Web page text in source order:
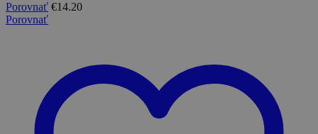
Porovnať €14.20
Porovnať